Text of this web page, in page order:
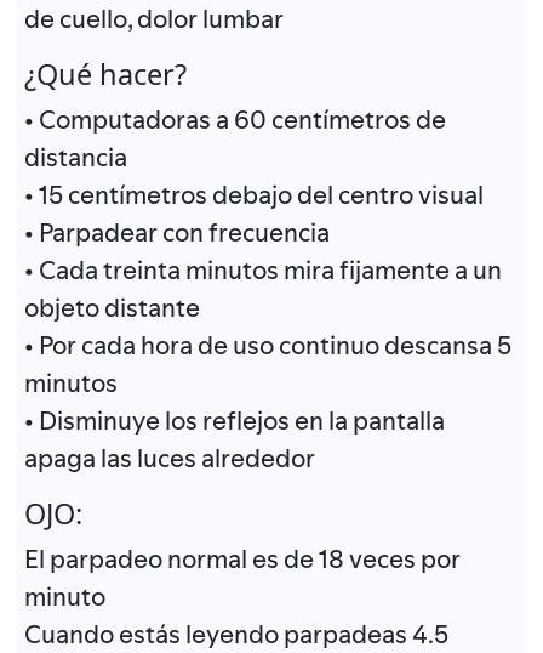
de cuello, dolor lumbar
¿Qué hacer?
• Computadoras a 60 centímetros de
distancia
• 15 centímetros debajo del centro visual
• Parpadear con frecuencia
• Cada treinta minutos mira fijamente a un
objeto distante
• Por cada hora de uso continuo descansa 5
minutos
• Disminuye los reflejos en la pantalla
apaga las luces alrededor
OJO:
El parpadeo normal es de 18 veces por
minuto
Cuando estás leyendo parpadeas 4.5